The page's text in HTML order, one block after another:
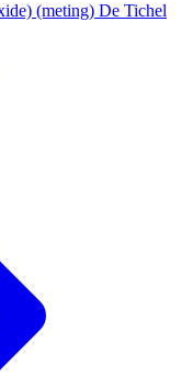
(meting) De Tichel